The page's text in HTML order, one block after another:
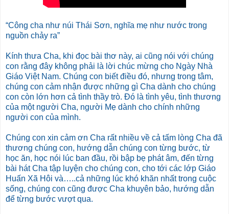
“Công cha như núi Thái Sơn, nghĩa mẹ như nước trong
nguồn chảy ra”
Kính thưa Cha, khi đọc bài thơ này, ai cũng nói với chúng
con rằng đây không phải là lời chúc mừng cho Ngày Nhà
Giáo Việt Nam. Chúng con biết điều đó, nhưng trong tâm,
chúng con cảm nhận được những gì Cha dành cho chúng
con còn lớn hơn cả tình thầy trò. Đó là tình yêu, tình thương
của một người Cha, người Mẹ dành cho chính những
người con của mình.
Chúng con xin cảm ơn Cha rất nhiều về cả tấm lòng Cha đã
thương chúng con, hướng dẫn chúng con từng bước, từ
học ăn, học nói lúc ban đầu, rồi bập bẹ phát âm, đến từng
bài hát Cha tập luyện cho chúng con, cho tới các lớp Giáo
Huấn Xã Hôi và…..cả những lúc khó khăn nhất trong cuộc
sống, chúng con cũng được Cha khuyên bảo, hướng dẫn
để từng bước vượt qua.